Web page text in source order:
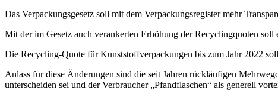
Das Verpackungsgesetz soll mit dem Verpackungsregister mehr
Mit der im Gesetz auch verankerten Erhöhung der Recyclingquoten
Die Recycling-Quote für Kunststoffverpackungen bis zum Jahr 2022
Anlass für diese Änderungen sind die seit Jahren rückläufigen
unterscheiden sei und der Verbraucher „Pfandflaschen“ als generell